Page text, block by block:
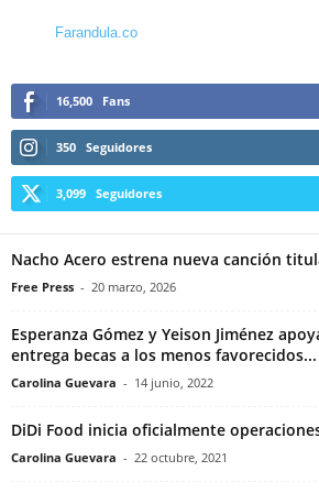
Farandula.co
16,500 Fans
350 Seguidores
3,099 Seguidores
Nacho Acero estrena nueva canción
Free Press - 20 marzo, 2026
Esperanza Gómez y Yeison Jiménez
entrega becas a los menos favorecidos...
Carolina Guevara - 14 junio, 2022
DiDi Food inicia oficialmente
Carolina Guevara - 22 octubre, 2021